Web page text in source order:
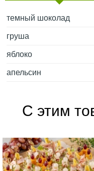
темный шоколад
груша
яблоко
апельсин
С этим